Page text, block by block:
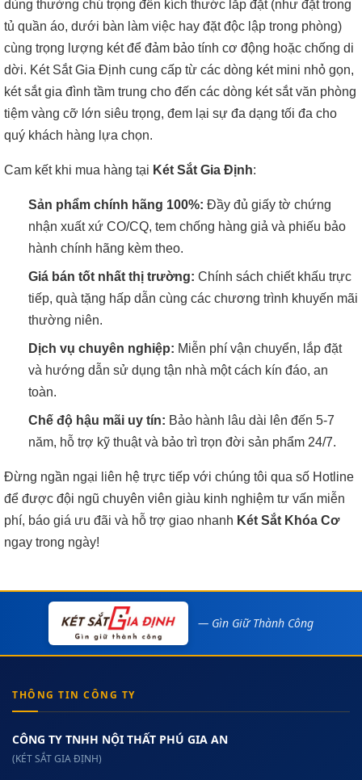
dùng thường chú trọng đến kích thước lắp đặt (như đặt trong
tủ quần áo, dưới bàn làm việc hay đặt độc lập trong phòng)
cùng trọng lượng két để đảm bảo tính cơ động hoặc chống di
dời. Két Sắt Gia Định cung cấp từ các dòng két mini nhỏ gọn,
két sắt gia đình tầm trung cho đến các dòng két sắt văn phòng
tiệm vàng cỡ lớn siêu trọng, đem lại sự đa dạng tối đa cho
quý khách hàng lựa chọn.
Cam kết khi mua hàng tại Két Sắt Gia Định:
Sản phẩm chính hãng 100%: Đầy đủ giấy tờ chứng
nhận xuất xứ CO/CQ, tem chống hàng giả và phiếu bảo
hành chính hãng kèm theo.
Giá bán tốt nhất thị trường: Chính sách chiết khấu trực
tiếp, quà tặng hấp dẫn cùng các chương trình khuyến mãi
thường niên.
Dịch vụ chuyên nghiệp: Miễn phí vận chuyển, lắp đặt
và hướng dẫn sử dụng tận nhà một cách kín đáo, an
toàn.
Chế độ hậu mãi uy tín: Bảo hành lâu dài lên đến 5-7
năm, hỗ trợ kỹ thuật và bảo trì trọn đời sản phẩm 24/7.
Đừng ngần ngại liên hệ trực tiếp với chúng tôi qua số Hotline
để được đội ngũ chuyên viên giàu kinh nghiệm tư vấn miễn
phí, báo giá ưu đãi và hỗ trợ giao nhanh Két Sắt Khóa Cơ
ngay trong ngày!
— Gìn Giữ Thành Công
THÔNG TIN CÔNG TY
CÔNG TY TNHH NỘI THẤT PHÚ GIA AN
(KÉT SẮT GIA ĐỊNH)